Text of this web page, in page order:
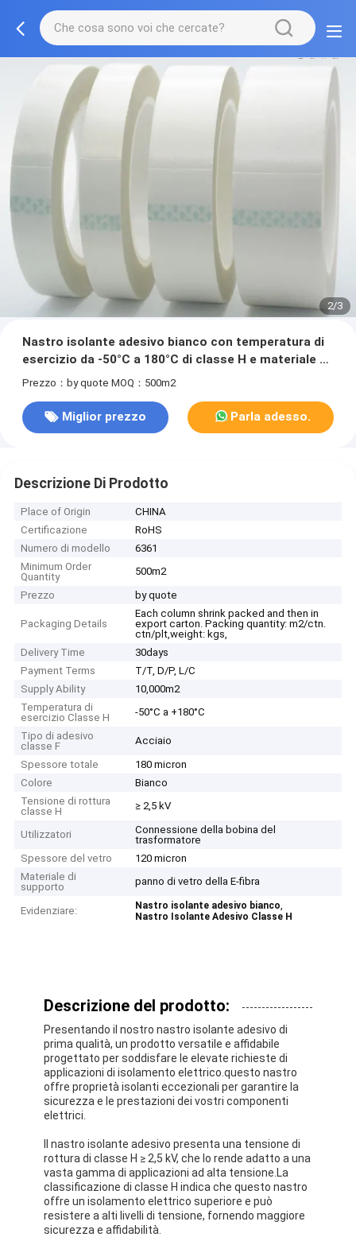
2/3
Nastro isolante adesivo bianco con temperatura di
esercizio da -50°C a 180°C di classe H e materiale di
supporto in tessuto di vetro in fibra E
Prezzo：by quote MOQ：500m2
Miglior prezzo Parla adesso.
Descrizione Di Prodotto
Place of Origin
CHINA
Certificazione
RoHS
Numero di modello
6361
Minimum Order
Quantity
500m2
Prezzo
by quote
Packaging Details
Each column shrink packed and then in
export carton. Packing quantity: m2/ctn.
ctn/plt,weight: kgs,
Delivery Time
30days
Payment Terms
T/T, D/P, L/C
Supply Ability
10,000m2
Temperatura di
esercizio Classe H
-50°C a +180°C
Tipo di adesivo
classe F
Acciaio
Spessore totale
180 micron
Colore
Bianco
Tensione di rottura
classe H
≥ 2,5 kV
Utilizzatori
Connessione della bobina del
trasformatore
Spessore del vetro
120 micron
Materiale di
supporto
panno di vetro della E-fibra
Evidenziare: Nastro isolante adesivo bianco,
Nastro Isolante Adesivo Classe H
Descrizione del prodotto:
Presentando il nostro nastro isolante adesivo di
prima qualità, un prodotto versatile e affidabile
progettato per soddisfare le elevate richieste di
applicazioni di isolamento elettrico.questo nastro
offre proprietà isolanti eccezionali per garantire la
sicurezza e le prestazioni dei vostri componenti
elettrici.
Il nastro isolante adesivo presenta una tensione di
rottura di classe H ≥ 2,5 kV, che lo rende adatto a una
vasta gamma di applicazioni ad alta tensione.La
classificazione di classe H indica che questo nastro
offre un isolamento elettrico superiore e può
resistere a alti livelli di tensione, fornendo maggiore
sicurezza e affidabilità.